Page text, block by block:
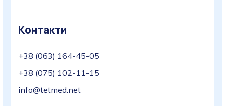
Контакти
+38 (063) 164-45-05
+38 (075) 102-11-15
info@tetmed.net